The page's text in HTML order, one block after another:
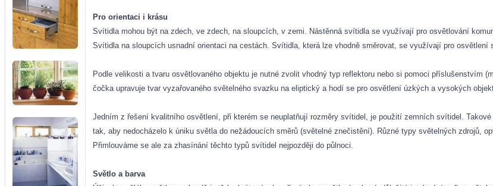
Pro orientaci i krásu
Svítidla mohou být na zdech, ve zdech, na sloupcích, v zemi. Nástěnná svítidla se využívají pro osvětlování
Svítidla na sloupcích usnadní orientaci na cestách. Svítidla, která lze vhodně směrovat, se využívají pro osvětlení
Podle velikosti a tvaru osvětlovaného objektu je nutné zvolit vhodný typ reflektoru nebo si pomoci příslušenstvím
čočka upravuje tvar vyzařovaného světelného svazku na eliptický a hodí se pro osvětlení úzkých a vysokých
Jedním z řešení kvalitního osvětlení, při kterém se neuplatňují rozměry svítidel, je použití zemních svítidel.
tak, aby nedocházelo k úniku světla do nežádoucích směrů (světelné znečistění). Různé typy světelných zdrojů,
Přimlouváme se ale za zhasínání těchto typů svítidel nejpozději do půlnoci.
Světlo a barva